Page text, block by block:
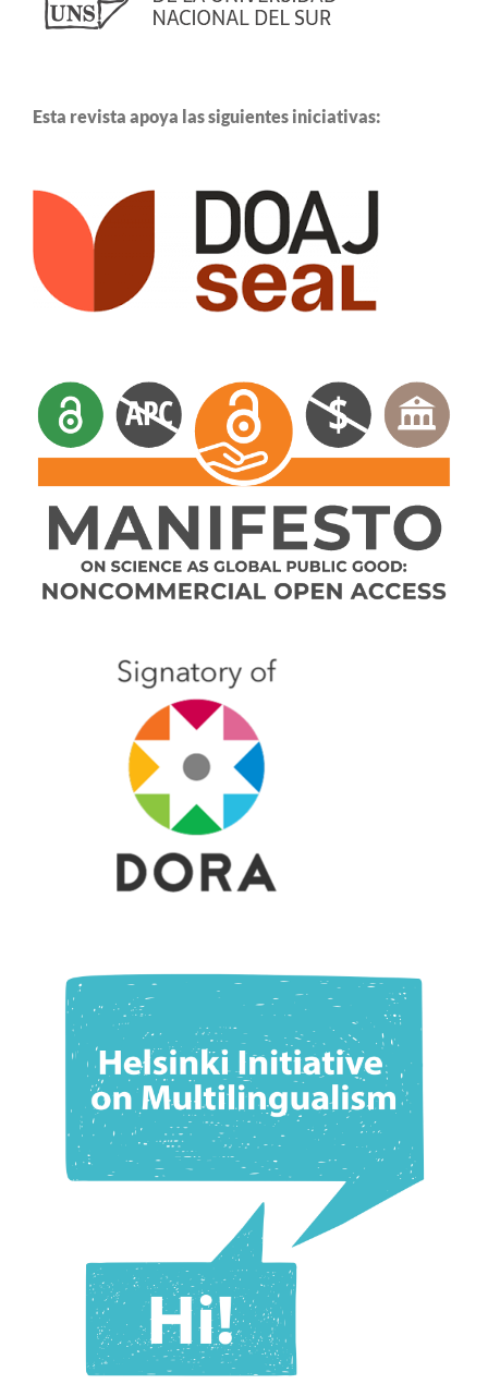
Esta revista apoya las siguientes iniciativas: